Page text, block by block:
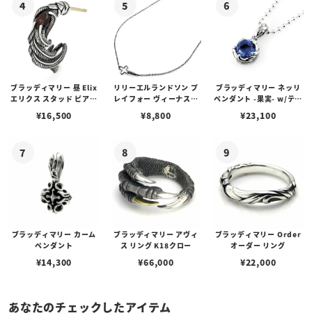
ブラッディマリー 昼 Elix
エリクス スタッド ピアス
¥16,500
リリーエルランドソン プ
レイフォー ヴィーナスチ
¥8,800
ブラッディマリー ネッリ
ペンダント -果実- w/ティ
¥23,100
ブラッディマリー カーム
ペンダント
¥14,300
ブラッディマリー アヴィ
ス リング K18クロー
¥66,000
ブラッディマリー Order
オーダー リング
¥22,000
あなたのチェックしたアイテム